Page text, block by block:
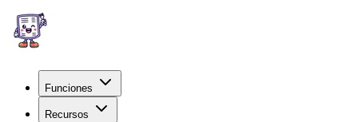
Funciones
Recursos